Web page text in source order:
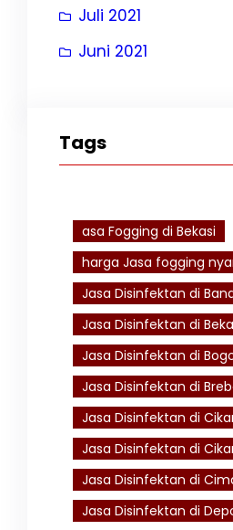
Juli 2021
Juni 2021
Tags
asa Fogging di Bekasi
harga Jasa fogging
Jasa Disinfektan di
Jasa Disinfektan di
Jasa Disinfektan di
Jasa Disinfektan di
Jasa Disinfektan di
Jasa Disinfektan di
Jasa Disinfektan di
Jasa Disinfektan di